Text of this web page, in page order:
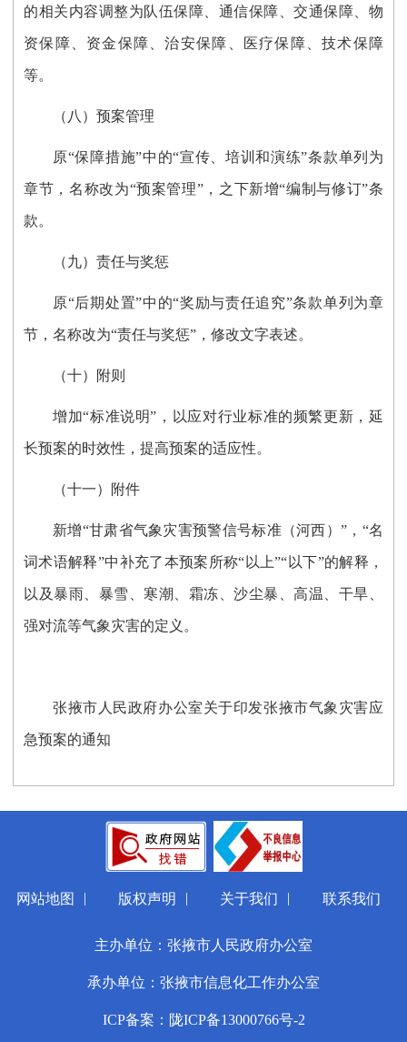
的相关内容调整为队伍保障、通信保障、交通保障、物
资保障、资金保障、治安保障、医疗保障、技术保障
等。
（八）预案管理
原“保障措施”中的“宣传、培训和演练”条款单列为
章节，名称改为“预案管理”，之下新增“编制与修订”条
款。
（九）责任与奖惩
原“后期处置”中的“奖励与责任追究”条款单列为章
节，名称改为“责任与奖惩”，修改文字表述。
（十）附则
增加“标准说明”，以应对行业标准的频繁更新，延
长预案的时效性，提高预案的适应性。
（十一）附件
新增“甘肃省气象灾害预警信号标准（河西）”，“名
词术语解释”中补充了本预案所称“以上”“以下”的解释，
以及暴雨、暴雪、寒潮、霜冻、沙尘暴、高温、干旱、
强对流等气象灾害的定义。
张掖市人民政府办公室关于印发张掖市气象灾害应
急预案的通知
网站地图 | 版权声明 | 关于我们 | 联系我们
主办单位：张掖市人民政府办公室
承办单位：张掖市信息化工作办公室
ICP备案：陇ICP备13000766号-2